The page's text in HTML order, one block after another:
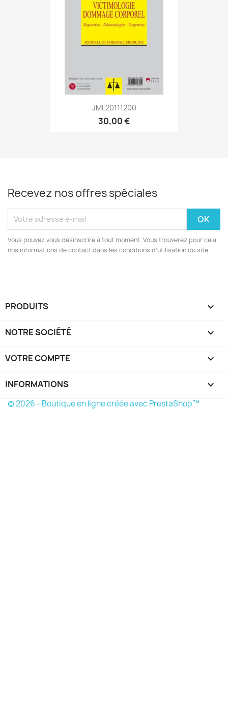
JML20111200
30,00 €
Recevez nos offres spéciales
Vous pouvez vous désinscrire à tout moment. Vous trouverez pour cela
nos informations de contact dans les conditions d'utilisation du site.
PRODUITS 
NOTRE SOCIÉTÉ 
VOTRE COMPTE 
INFORMATIONS keyboard_arrow_down
© 2026 - Boutique en ligne créée avec PrestaShop™